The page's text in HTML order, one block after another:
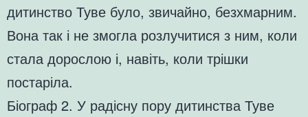
дитинство Туве було, звичайно, безхмарним.
Вона так і не змогла розлучитися з ним, коли
стала дорослою і, навіть, коли трішки
постаріла.
Біограф 2. У радісну пору дитинства Туве